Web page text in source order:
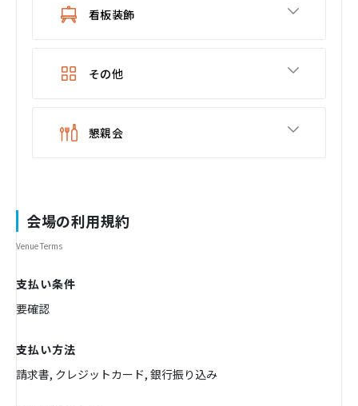
看板装飾
その他
懇親会
会場の利用規約
Venue Terms
支払い条件
要確認
支払い方法
請求書, クレジットカード, 銀行振り込み